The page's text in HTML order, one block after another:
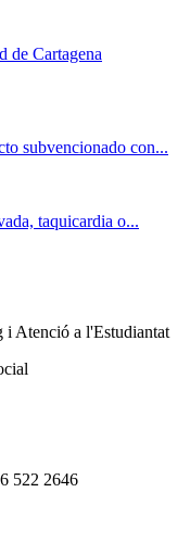
de Cartagena
subvencionado con...
taquicardia o...
i Atenció a l'Estudiantat
522 2646